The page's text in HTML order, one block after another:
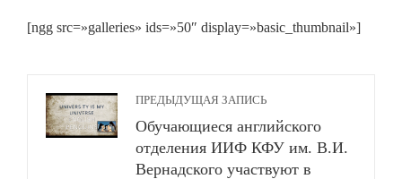
[ngg src=»galleries» ids=»50″ display=»basic_thumbnail»]
ПРЕДЫДУЩАЯ ЗАПИСЬ
Обучающиеся английского
отделения ИИФ КФУ им. В.И.
Вернадского участвуют в